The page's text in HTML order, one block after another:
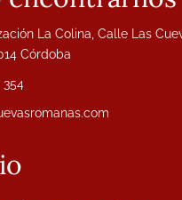
La Colina, Calle Las
Córdoba
354